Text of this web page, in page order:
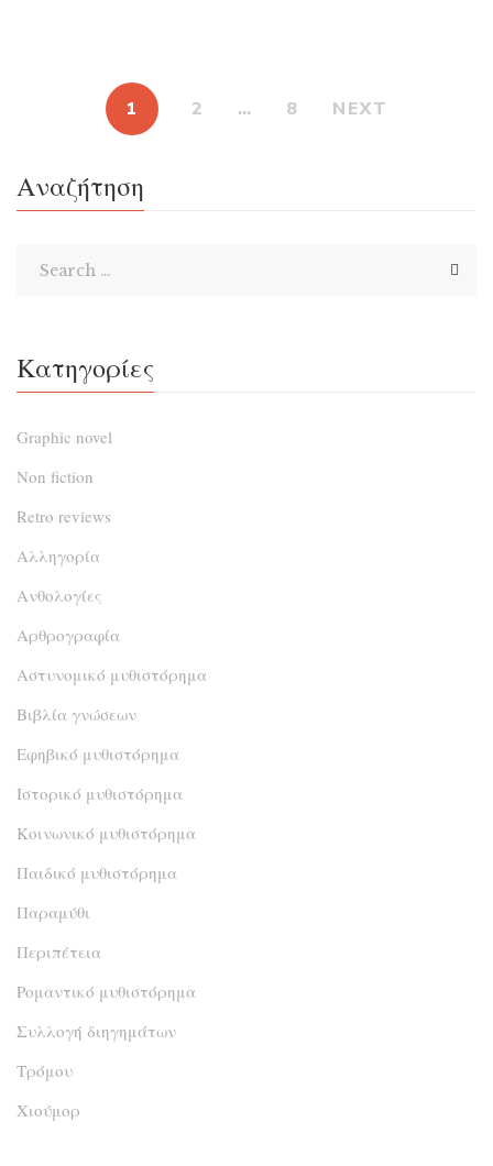
ανακαλύψει την ερωτική του ταυτότητα. ΓνωρίζονταΑι
μέσω μιας εφαρμογής κι από την αρχή η χημεία μεταξύ
κρυμμένη κι όταν έρθει στο φως […]
1 2 … 8 NEXT
Αναζήτηση
Κατηγορίες
Graphic novel
Non fiction
Retro reviews
Αλληγορία
Ανθολογίες
Αρθρογραφία
Αστυνομικό μυθιστόρημα
Βιβλία γνώσεων
Εφηβικό μυθιστόρημα
Ιστορικό μυθιστόρημα
Κοινωνικό μυθιστόρημα
Παιδικό μυθιστόρημα
Παραμύθι
Περιπέτεια
Ρομαντικό μυθιστόρημα
Συλλογή διηγημάτων
Τρόμου
Χιούμορ